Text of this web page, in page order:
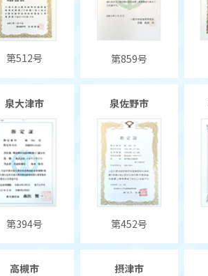
第512号 第859号
泉大津市
第394号
泉佐野市
第452号
高槻市 摂津市